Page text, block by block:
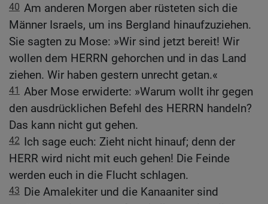
40 Am anderen Morgen aber rüsteten sich die
Männer Israels, um ins Bergland hinaufzuziehen.
Sie sagten zu Mose: »Wir sind jetzt bereit! Wir
wollen dem HERRN gehorchen und in das Land
ziehen. Wir haben gestern unrecht getan.«
41 Aber Mose erwiderte: »Warum wollt ihr gegen
den ausdrücklichen Befehl des HERRN handeln?
Das kann nicht gut gehen.
42 Ich sage euch: Zieht nicht hinauf; denn der
HERR wird nicht mit euch gehen! Die Feinde
werden euch in die Flucht schlagen.
43 Die Amalekiter und die Kanaaniter sind